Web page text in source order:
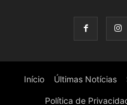
Início Últimas Notícias
Política de